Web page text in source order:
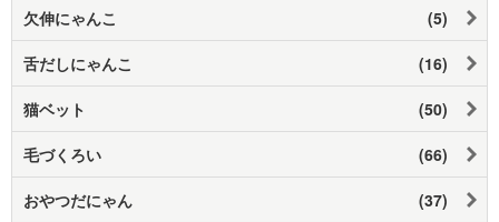
欠伸にゃんこ (5)
舌だしにゃんこ (16)
猫ベット (50)
毛づくろい (66)
おやつだにゃん (37)